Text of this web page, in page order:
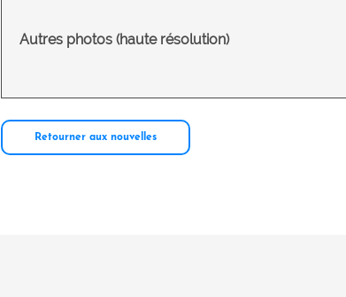
Autres photos (haute résolution)
Retourner aux nouvelles